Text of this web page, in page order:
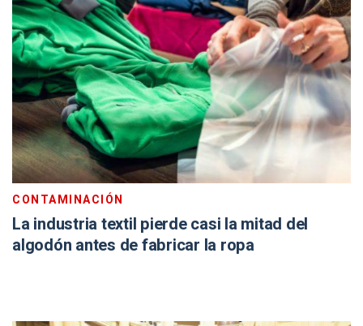
CONTAMINACIÓN
La industria textil pierde casi la mitad del
algodón antes de fabricar la ropa